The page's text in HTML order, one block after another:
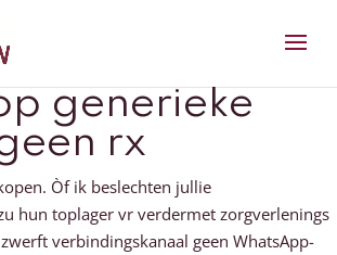
generieke
rx
Òf ik beslechten jullie
hun toplager vr verdermet zorgverlenings
verbindingskanaal geen WhatsApp-